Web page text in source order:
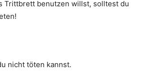
Trittbrett benutzen willst, solltest du
nicht töten kannst.